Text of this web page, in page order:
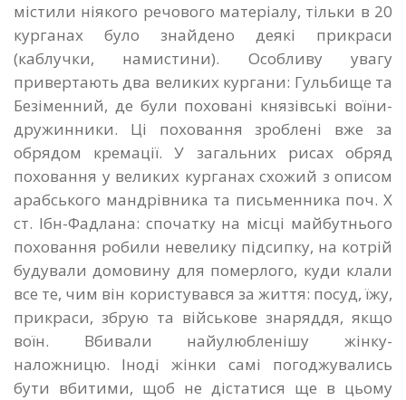
містили ніякого речового матеріалу, тільки в 20
курганах було знайдено деякі прикраси
(каблучки, намистини). Особливу увагу
привертають два великих кургани: Гульбище та
Безіменний, де були поховані князівські воїни-
дружинники. Ці поховання зроблені вже за
обрядом кремації. У загальних рисах обряд
поховання у великих курганах схожий з описом
арабського мандрівника та письменника поч. Х
ст. Ібн-Фадлана: спочатку на місці майбутнього
поховання робили невелику підсипку, на котрій
будували домовину для померлого, куди клали
все те, чим він користувався за життя: посуд, їжу,
прикраси, збрую та військове знаряддя, якщо
воїн. Вбивали найулюбленішу жінку-
наложницю. Іноді жінки самі погоджувались
бути вбитими, щоб не дістатися ще в цьому